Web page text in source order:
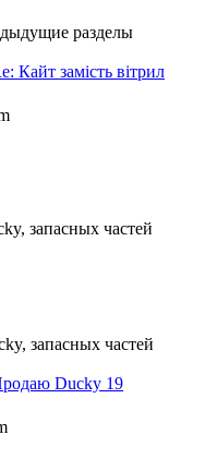
разделы
Кайт замість вітрил
запасных частей
запасных частей
Ducky 19